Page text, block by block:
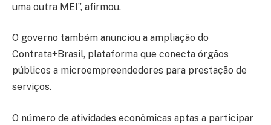
uma outra MEI”, afirmou.
O governo também anunciou a ampliação do
Contrata+Brasil, plataforma que conecta órgãos
públicos a microempreendedores para prestação de
serviços.
O número de atividades econômicas aptas a participar